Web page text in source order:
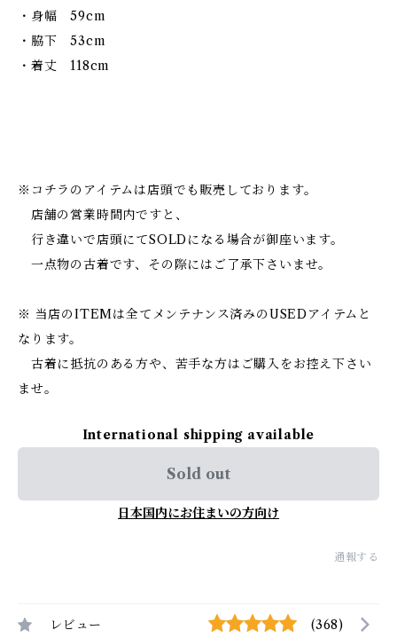
・身幅 59cm
・脇下 53cm
・着丈 118cm
※コチラのアイテムは店頭でも販売しております。
店舗の営業時間内ですと、
行き違いで店頭にてSOLDになる場合が御座います。
一点物の古着です、その際にはご了承下さいませ。
※ 当店のITEMは全てメンテナンス済みのUSEDアイテムと
なります。
古着に抵抗のある方や、苦手な方はご購入をお控え下さい
ませ。
International shipping available
Sold out
日本国内にお住まいの方向け
通報する
レビュー (368)